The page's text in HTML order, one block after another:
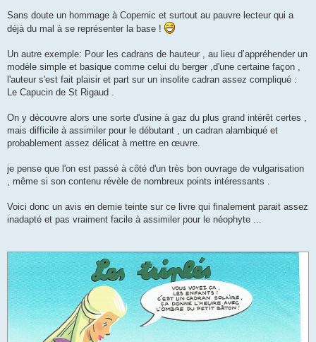
Sans doute un hommage à Copernic et surtout au pauvre lecteur qui a
déjà du mal à se représenter la base !
Un autre exemple: Pour les cadrans de hauteur , au lieu d’appréhender un
modèle simple et basique comme celui du berger ,d'une certaine façon ,
l'auteur s'est fait plaisir et part sur un insolite cadran assez compliqué :
Le Capucin de St Rigaud .
On y découvre alors une sorte d'usine à gaz du plus grand intérêt certes ,
mais difficile à assimiler pour le débutant , un cadran alambiqué et
probablement assez délicat à mettre en œuvre.
je pense que l'on est passé à côté d'un très bon ouvrage de vulgarisation
, même si son contenu révèle de nombreux points intéressants .
Voici donc un avis en demie teinte sur ce livre qui finalement parait assez
inadapté et pas vraiment facile à assimiler pour le néophyte ...